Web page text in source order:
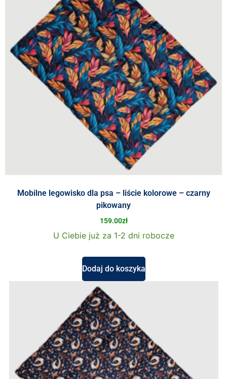
Mobilne legowisko dla psa – liście kolorowe – czarny
pikowany
159.00zł
U Ciebie już za 1-2 dni robocze
Dodaj do koszyka